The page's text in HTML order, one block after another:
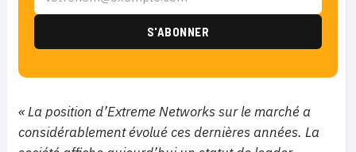
« La position d’Extreme Networks sur le marché a
considérablement évolué ces dernières années. La